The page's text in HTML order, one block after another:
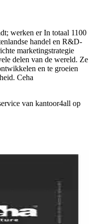
werken er In totaal 1100
handel en R&D-
marketingstrategie
delen van de wereld. Ze
en te groeien
Ceha
van kantoor4all op